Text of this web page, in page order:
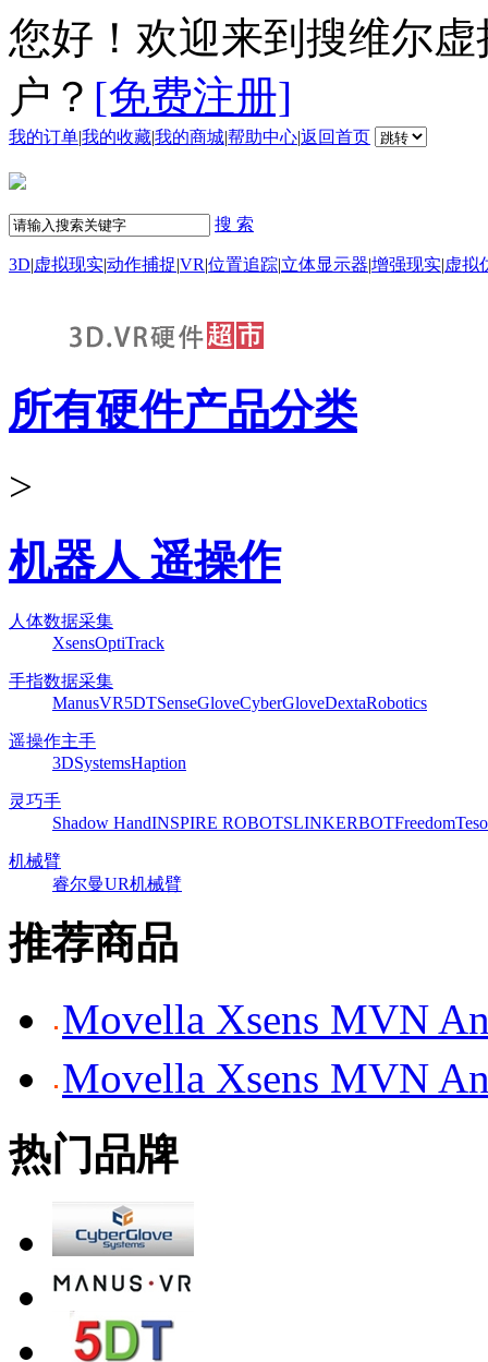
您好！欢迎来到搜维尔
户？ [免费注册]
我的订单|我的收藏|我的商城|帮助中心|返回首页
搜 索
3D|虚拟现实|动作捕捉|VR|位置追踪|立体显示器|增强现实|虚拟
所有硬件产品分类
>
机器人 遥操作
人体数据采集
XsensOptiTrack
手指数据采集
ManusVR5DTSenseGloveCyberGloveDextaRobotics
遥操作主手
3DSystemsHaption
灵巧手
Shadow HandINSPIRE ROBOTSLINKERBOTFreedom
机械臂
睿尔曼UR机械臂
推荐商品
Movella Xsens MVN
Movella Xsens MVN
热门品牌